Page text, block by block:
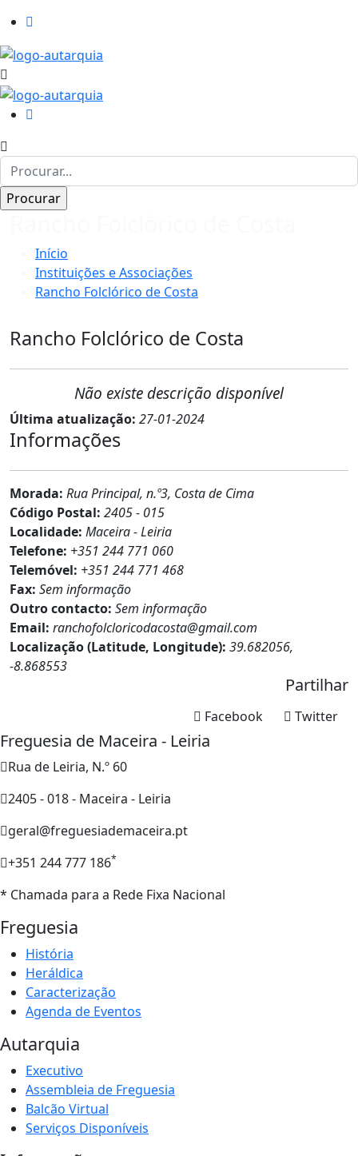
Início
Instituições e Associações
Rancho Folclórico de Costa
Rancho Folclórico de Costa
Não existe descrição disponível
Última atualização: 27-01-2024
Informações
Morada: Rua Principal, n.º3, Costa de Cima
Código Postal: 2405 - 015
Localidade: Maceira - Leiria
Telefone: +351 244 771 060
Telemóvel: +351 244 771 468
Fax: Sem informação
Outro contacto: Sem informação
Email: ranchofolcloricodacosta@gmail.com
Localização (Latitude, Longitude): 39.682056,
-8.868553
Partilhar
Twitter
Facebook
Freguesia de Maceira - Leiria
Rua de Leiria, N.º 60
2405 - 018 - Maceira - Leiria
geral@freguesiademaceira.pt
+351 244 777 186*
* Chamada para a Rede Fixa Nacional
Freguesia
História
Heráldica
Caracterização
Agenda de Eventos
Autarquia
Executivo
Assembleia de Freguesia
Balcão Virtual
Serviços Disponíveis